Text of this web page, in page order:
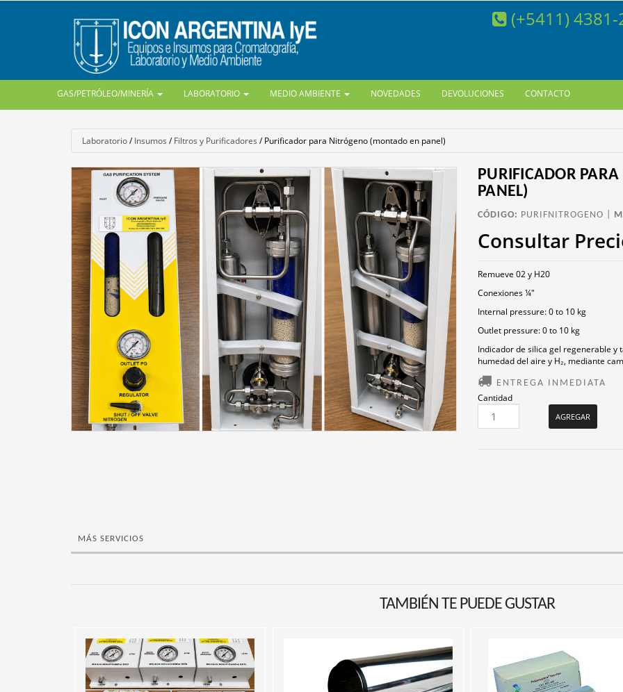
GAS/PETRÓLEO/MINERÍA LABORATORIO MEDIO AMBIENTE NOVEDADES DEVOLUCIONES CONTACTO
(+5411)
Laboratorio/Insumos /Filtros y Purificadores / Purificador para Nitrógeno (montado en panel)
PURIFICADOR
PANEL)
CÓDIGO: PURIFNITROGENO |
Consultar
Remueve 02 y H20
Conexiones ¼″
Internal pressure: 0 to 10 kg
Outlet pressure: 0 to 10 kg
Indicador de silica gel regenerable
humedad del aire y H₂, mediante
ENTREGA INMEDIATA
Cantidad
MÁS SERVICIOS
TAMBIÉN TE PUEDE GUSTAR